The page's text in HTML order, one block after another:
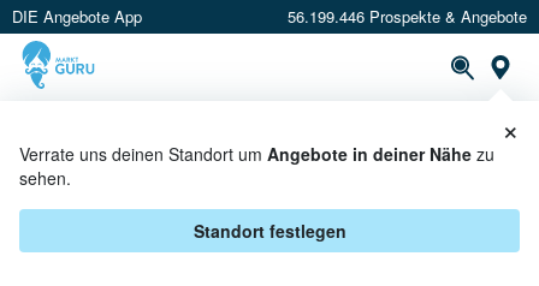
DIE Angebote App 56.199.446 Prospekte & Angebote
Verrate uns deinen Standort um Angebote in deiner Nähe zu
sehen.
Standort festlegen
×
MÖVENPICK BEI SCHECK-IN
CENTER - ANGEBOTE &
AKTIONEN